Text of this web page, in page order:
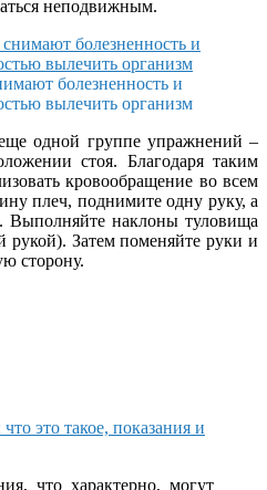
неподвижным.
болезненность и
вылечить организм
одной группе упражнений –
стоя. Благодаря таким
кровообращение во всем
плеч, поднимите одну руку, а
Выполняйте наклоны туловища
рукой). Затем поменяйте руки и
сторону.
это такое, показания и
что характерно, могут